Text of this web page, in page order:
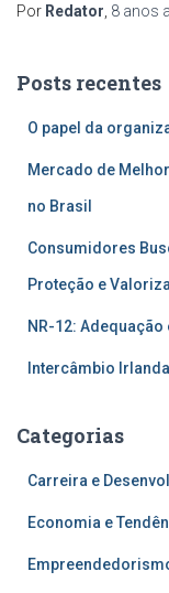
Por Redator 8 anos
Posts recentes
O papel da
Mercado de
no Brasil
Consumidores
Proteção e
NR-12:
Intercâmbio
Categorias
Carreira e
Economia e